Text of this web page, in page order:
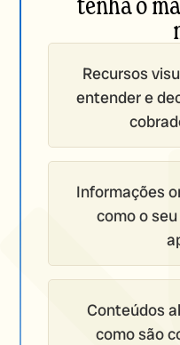
Recursos
entender e
Informações
como o
Conteúdos
como são